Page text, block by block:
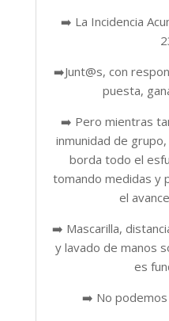
➡️ La Incidencia
➡️Junt@s, con
puesta,
➡️ Pero mientras
inmunidad de
borda todo el
tomando medidas y
el
➡️ Mascarilla,
y lavado de manos
es
➡️ No podemos